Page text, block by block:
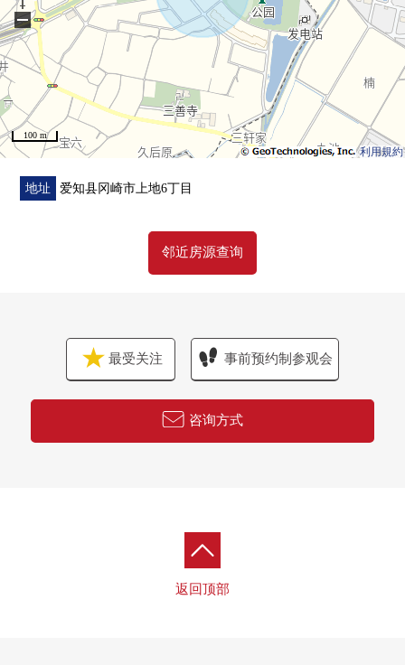
利用規約
100 m
−
地址 爱知县冈崎市上地6丁目
邻近房源查询
最受关注 事前预约制参观会
咨询方式
返回顶部